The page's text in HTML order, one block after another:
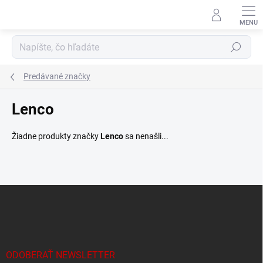
Hľadať
Predávané značky
Lenco
Žiadne produkty značkyLencosa nenašli...
ODOBERAŤ NEWSLETTER